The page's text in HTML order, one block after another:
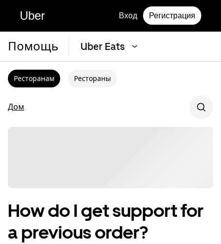
Uber Вход Регистрация
Помощь Uber Eats
Ресторанам Рестораны
Дом
How do I get support for
a previous order?